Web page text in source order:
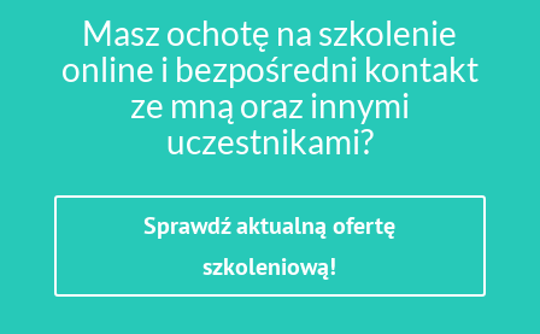
Masz ochotę na szkolenie
online i bezpośredni kontakt
ze mną oraz innymi
uczestnikami?
Sprawdź aktualną ofertę
szkoleniową!